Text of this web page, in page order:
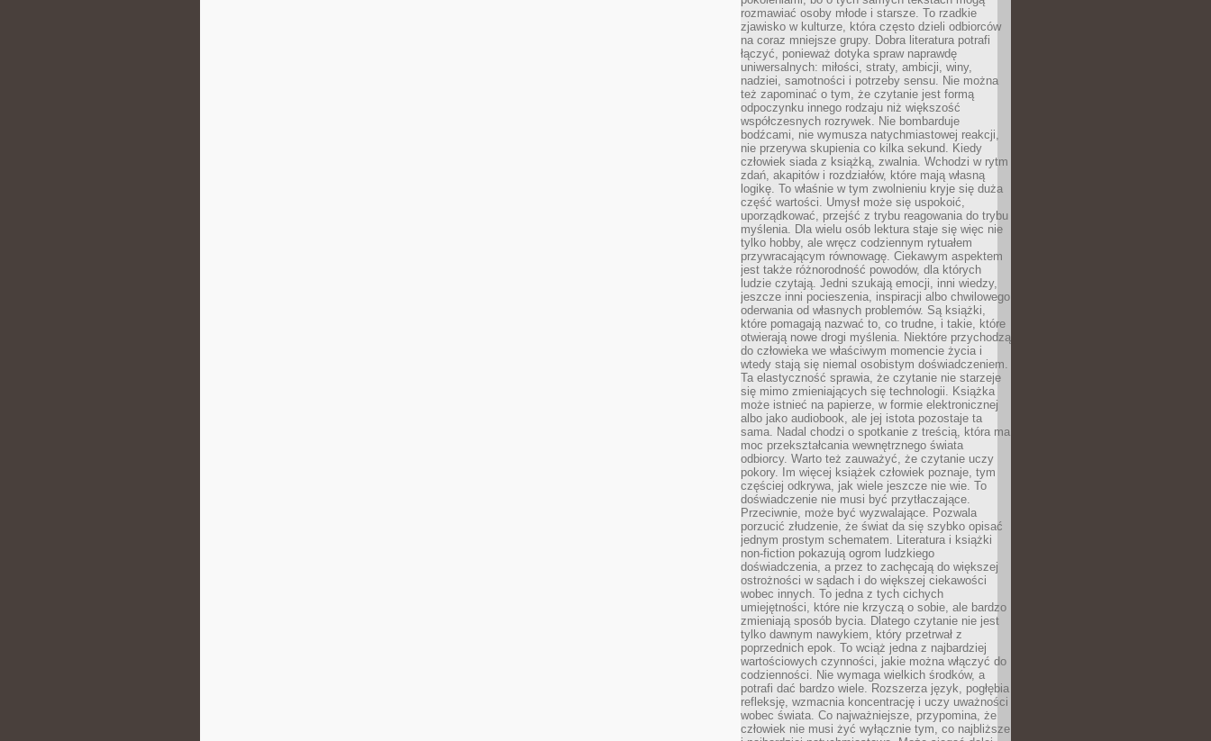
rozmawiać osoby młode i starsze. To rzadkie
zjawisko w kulturze, która często dzieli odbiorców
na coraz mniejsze grupy. Dobra literatura potrafi
łączyć, ponieważ dotyka spraw naprawdę
uniwersalnych: miłości, straty, ambicji, winy,
nadziei, samotności i potrzeby sensu. Nie można
też zapominać o tym, że czytanie jest formą
odpoczynku innego rodzaju niż większość
współczesnych rozrywek. Nie bombarduje
bodźcami, nie wymusza natychmiastowej reakcji,
nie przerywa skupienia co kilka sekund. Kiedy
człowiek siada z książką, zwalnia. Wchodzi w rytm
zdań, akapitów i rozdziałów, które mają własną
logikę. To właśnie w tym zwolnieniu kryje się duża
część wartości. Umysł może się uspokoić,
uporządkować, przejść z trybu reagowania do trybu
myślenia. Dla wielu osób lektura staje się więc nie
tylko hobby, ale wręcz codziennym rytuałem
przywracającym równowagę. Ciekawym aspektem
jest także różnorodność powodów, dla których
ludzie czytają. Jedni szukają emocji, inni wiedzy,
jeszcze inni pocieszenia, inspiracji albo chwilowego
oderwania od własnych problemów. Są książki,
które pomagają nazwać to, co trudne, i takie, które
otwierają nowe drogi myślenia. Niektóre przychodzą
do człowieka we właściwym momencie życia i
wtedy stają się niemal osobistym doświadczeniem.
Ta elastyczność sprawia, że czytanie nie starzeje
się mimo zmieniających się technologii. Książka
może istnieć na papierze, w formie elektronicznej
albo jako audiobook, ale jej istota pozostaje ta
sama. Nadal chodzi o spotkanie z treścią, która ma
moc przekształcania wewnętrznego świata
odbiorcy. Warto też zauważyć, że czytanie uczy
pokory. Im więcej książek człowiek poznaje, tym
częściej odkrywa, jak wiele jeszcze nie wie. To
doświadczenie nie musi być przytłaczające.
Przeciwnie, może być wyzwalające. Pozwala
porzucić złudzenie, że świat da się szybko opisać
jednym prostym schematem. Literatura i książki
non-fiction pokazują ogrom ludzkiego
doświadczenia, a przez to zachęcają do większej
ostrożności w sądach i do większej ciekawości
wobec innych. To jedna z tych cichych
umiejętności, które nie krzyczą o sobie, ale bardzo
zmieniają sposób bycia. Dlatego czytanie nie jest
tylko dawnym nawykiem, który przetrwał z
poprzednich epok. To wciąż jedna z najbardziej
wartościowych czynności, jakie można włączyć do
codzienności. Nie wymaga wielkich środków, a
potrafi dać bardzo wiele. Rozszerza język, pogłębia
refleksję, wzmacnia koncentrację i uczy uważności
wobec świata. Co najważniejsze, przypomina, że
człowiek nie musi żyć wyłącznie tym, co najbliższe